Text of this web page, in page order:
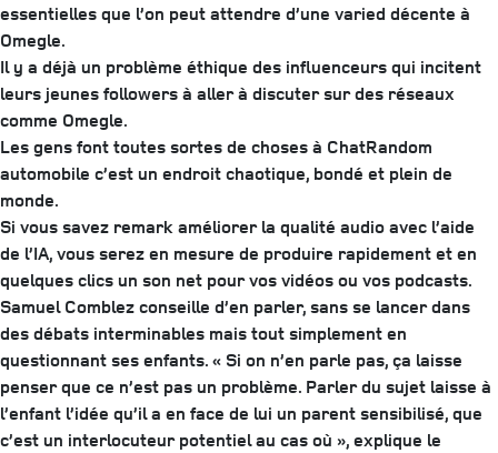
essentielles que l’on peut attendre d’une varied décente à
Omegle.
Il y a déjà un problème éthique des influenceurs qui incitent
leurs jeunes followers à aller à discuter sur des réseaux
comme Omegle.
Les gens font toutes sortes de choses à ChatRandom
automobile c’est un endroit chaotique, bondé et plein de
monde.
Si vous savez remark améliorer la qualité audio avec l’aide
de l’IA, vous serez en mesure de produire rapidement et en
quelques clics un son net pour vos vidéos ou vos podcasts.
Samuel Comblez conseille d’en parler, sans se lancer dans
des débats interminables mais tout simplement en
questionnant ses enfants. « Si on n’en parle pas, ça laisse
penser que ce n’est pas un problème. Parler du sujet laisse à
l’enfant l’idée qu’il a en face de lui un parent sensibilisé, que
c’est un interlocuteur potentiel au cas où », explique le